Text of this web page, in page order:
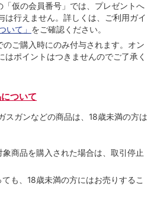
仮の会員番号」では、プレゼントへ
は⾏えません。詳しくは、ご利⽤ガイ
いて」 をご確認ください。
ご購⼊時にのみ付与されます。オン
はポイントはつきませんのでご了承く
ついて
スガンなどの商品は、18歳未満の方は
商品を購入された場合は、取引停止
も、18歳未満の方にはお売りするこ